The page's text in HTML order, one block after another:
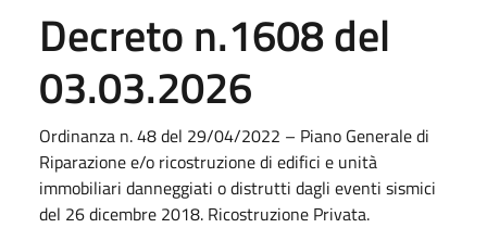
Decreto n.1608 del
03.03.2026
Ordinanza n. 48 del 29/04/2022 – Piano Generale di
Riparazione e/o ricostruzione di edifici e unità
immobiliari danneggiati o distrutti dagli eventi sismici
del 26 dicembre 2018. Ricostruzione Privata.